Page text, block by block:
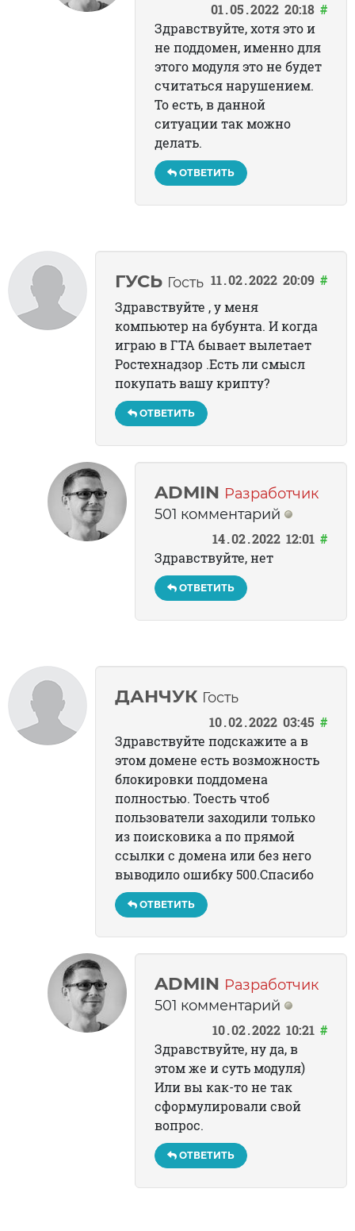
01 05 2022 20:18 #
Здравствуйте, хотя это и
не поддомен, именно для
этого модуля это не будет
считаться нарушением.
То есть, в данной
ситуации так можно
делать.
ОТВЕТИТЬ
ГУСЬ Гость 11 02 2022 20:09 #
Здравствуйте , у меня
компьютер на бубунта. И когда
играю в ГТА бывает вылетает
Ростехнадзор .Есть ли смысл
покупать вашу крипту?
ОТВЕТИТЬ
ADMIN Разработчик
501 комментарий
14 02 2022 12:01 #
Здравствуйте, нет
ОТВЕТИТЬ
ДАНЧУК Гость
10 02 2022 03:45 #
Здравствуйте подскажите а в
этом домене есть возможность
блокировки поддомена
полностью. Тоесть чтоб
пользователи заходили только
из поисковика а по прямой
ссылки с домена или без него
выводило ошибку 500.Спасибо
ОТВЕТИТЬ
ADMIN Разработчик
501 комментарий
10 02 2022 10:21 #
Здравствуйте, ну да, в
этом же и суть модуля)
Или вы как-то не так
сформулировали свой
вопрос.
ОТВЕТИТЬ